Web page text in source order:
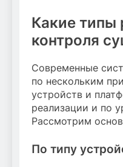
Какие типы
контроля
Современные
по нескольким
устройств и
реализации и по
Рассмотрим
По типу